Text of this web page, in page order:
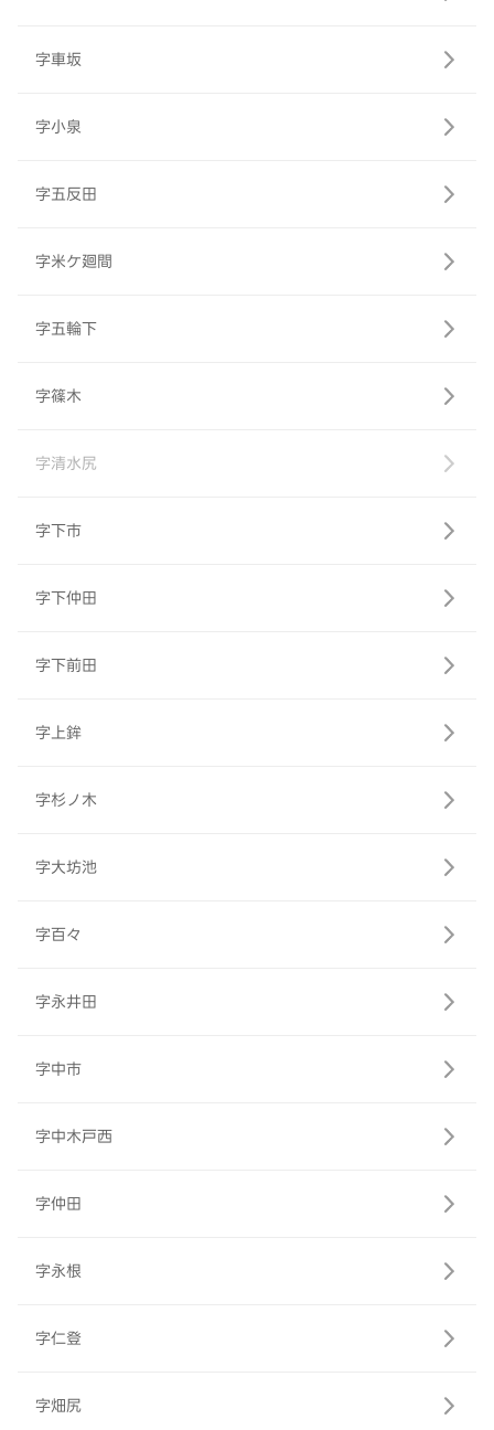
字車坂
字小泉
字五反田
字米ケ廻間
字五輪下
字篠木
字清水尻
字下市
字下仲田
字下前田
字上鉾
字杉ノ木
字大坊池
字百々
字永井田
字中市
字中木戸西
字仲田
字永根
字仁登
字畑尻